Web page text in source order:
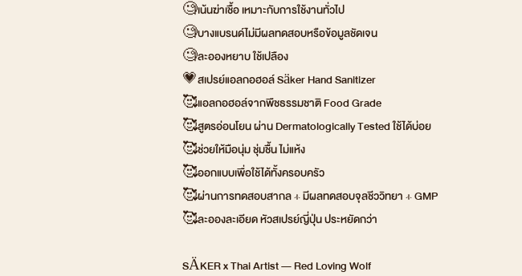
🧐เน้นฆ่าเชื้อ เหมาะกับการใช้งานทั่วไป
🧐บางแบรนด์ไม่มีผลทดสอบหรือข้อมูลชัดเจน
🧐ละอองหยาบ ใช้เปลือง
💗สเปรย์แอลกอฮอล์ Säker Hand Sanitizer
🥰แอลกอฮอล์จากพืชธรรมชาติ Food Grade
🥰สูตรอ่อนโยน ผ่าน Dermatologically Tested ใช้ได้บ่อย
🥰ช่วยให้มือนุ่ม ชุ่มชื้น ไม่แห้ง
🥰ออกแบบเพื่อใช้ได้ทั้งครอบครัว
🥰ผ่านการทดสอบสากล + มีผลทดสอบจุลชีววิทยา + GMP
🥰ละอองละเอียด หัวสเปรย์ญี่ปุ่น ประหยัดกว่า
SÄKER x Thai Artist — Red Loving Wolf